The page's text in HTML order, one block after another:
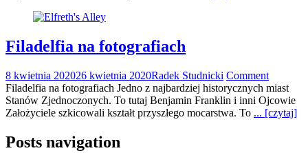
Filadelfia na fotografiach
8 kwietnia 202026 kwietnia 2020Radek Studnicki Comment
Filadelfia na fotografiach Jedno z najbardziej historycznych miast
Stanów Zjednoczonych. To tutaj Benjamin Franklin i inni Ojcowie
Założyciele szkicowali kształt przyszłego mocarstwa. To ... [czytaj]
Posts navigation